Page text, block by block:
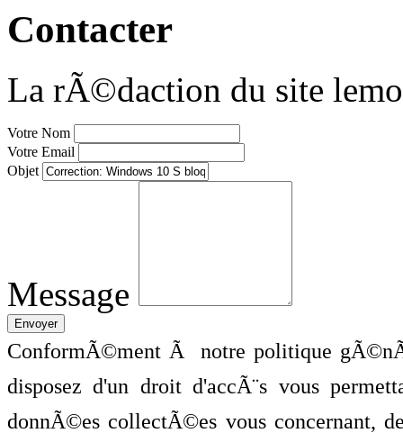
Contacter
La rÃ©daction du site
Votre Nom
Votre Email
Objet
Message
ConformÃ©ment Ã notre politique
disposez d'un droit d'accÃ¨s vous
donnÃ©es collectÃ©es vous concernant,